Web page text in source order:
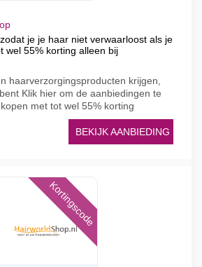
je je haar niet verwaarloost als je
wel 55% korting alleen bij
haarverzorgingsproducten krijgen,
Klik hier om de aanbiedingen te
met tot wel 55% korting
BEKIJK AANBIEDING
Kortingscode